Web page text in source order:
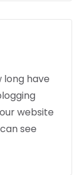
long have
website
see